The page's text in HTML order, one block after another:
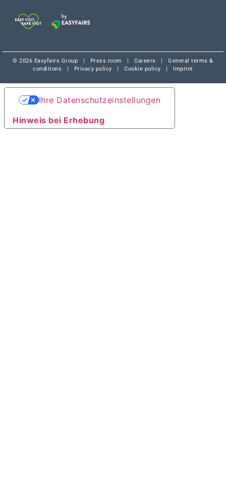
© 2026 Easyfairs Group Press room |Careers |General terms &
conditions
Privacy policy |Cookie policy Imprint
Hinweis bei Erhebung
Ihre Datenschutzeinstellungen